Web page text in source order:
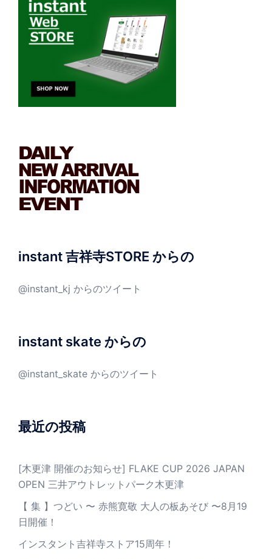
instant 吉祥寺STORE からの
@instant_kj からのツイート
instant skate からの
@instant_skate からのツイート
最近の投稿
[木更津 開催のお知らせ] FLAKE CUP 2026 JAPAN
OPEN 三井アウトレットパーク木更津
【 集 】つどい 〜 赤熊寛敬 大人の板あそび 〜8月19
日開催！
インスタント吉祥寺ストア15周年！